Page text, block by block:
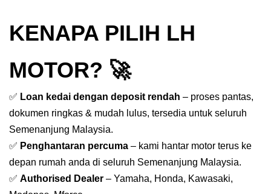
KENAPA PILIH LH
MOTOR? 🚀
✅ Loan kedai dengan deposit rendah – proses pantas,
dokumen ringkas & mudah lulus, tersedia untuk seluruh
Semenanjung Malaysia.
✅ Penghantaran percuma – kami hantar motor terus ke
depan rumah anda di seluruh Semenanjung Malaysia.
✅ Authorised Dealer – Yamaha, Honda, Kawasaki,